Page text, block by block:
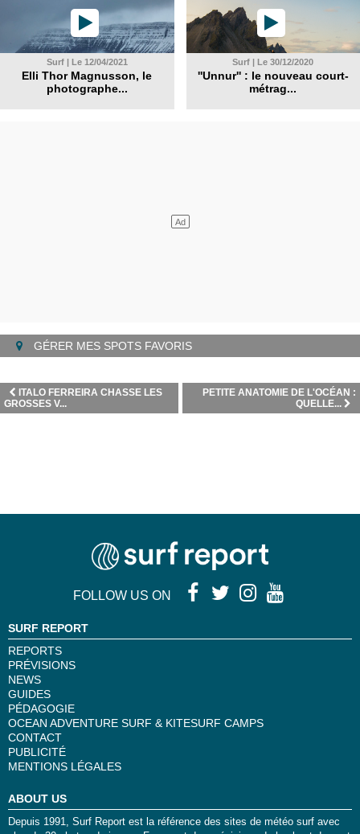
Surf | Le 12/04/2021
Elli Thor Magnusson, le
photographe...
Surf | Le 30/12/2020
''Unnur'' : le nouveau court-
métrag...
GÉRER MES SPOTS FAVORIS
PETITE ANATOMIE DE L'OCÉAN :
QUELLE...
ITALO FERREIRA CHASSE LES
GROSSES V...
FOLLOW US ON
SURF REPORT
REPORTS
PRÉVISIONS
NEWS
GUIDES
PÉDAGOGIE
OCEAN ADVENTURE SURF & KITESURF CAMPS
CONTACT
PUBLICITÉ
MENTIONS LÉGALES
ABOUT US
Depuis 1991, Surf Report est la référence des sites de météo surf avec